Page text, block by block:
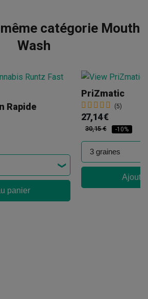
catégorie Mouth
Wash
Rapide
panier
PriZmatic
(5)
27,14 €
30,15 € -10%